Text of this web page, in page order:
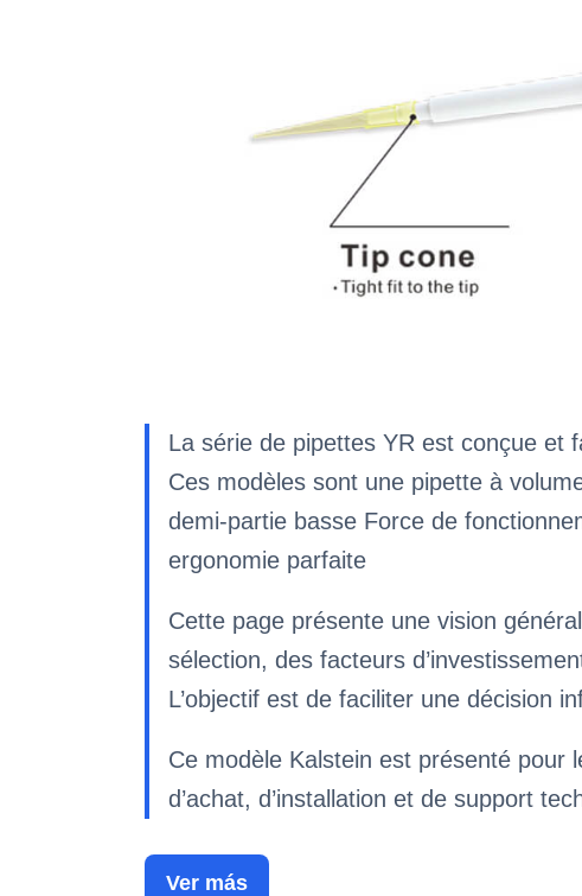
La série de pipettes YR est conçue et
Ces modèles sont une pipette à
demi-partie basse Force de
ergonomie parfaite
Cette page présente une vision
sélection, des facteurs
L’objectif est de faciliter une décision
Ce modèle Kalstein est présenté pour
d’achat, d’installation et de support
Ver más